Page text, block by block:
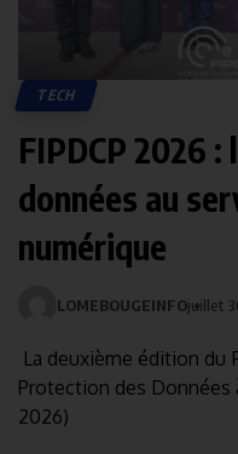
TECH
FIPDCP 2026
données au
numérique
LOMEBOUGEINFOjuillet
La deuxième édition du
Protection des Données
2026)